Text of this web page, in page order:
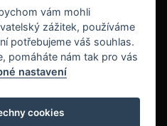
vám mohli
zážitek, používáme
potřebujeme váš souhlas.
pomáháte nám tak pro vás
nastavení
cookies